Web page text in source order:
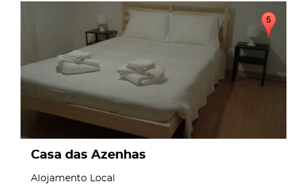
Casa das Azenhas
Alojamento Local